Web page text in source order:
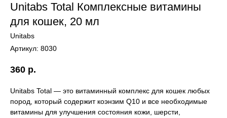
Unitabs Total Комплексные витамины
для кошек, 20 мл
Unitabs
Артикул: 8030
360 р.
Unitabs Total — это витаминный комплекс для кошек любых
пород, который содержит коэнзим Q10 и все необходимые
витамины для улучшения состояния кожи, шерсти,